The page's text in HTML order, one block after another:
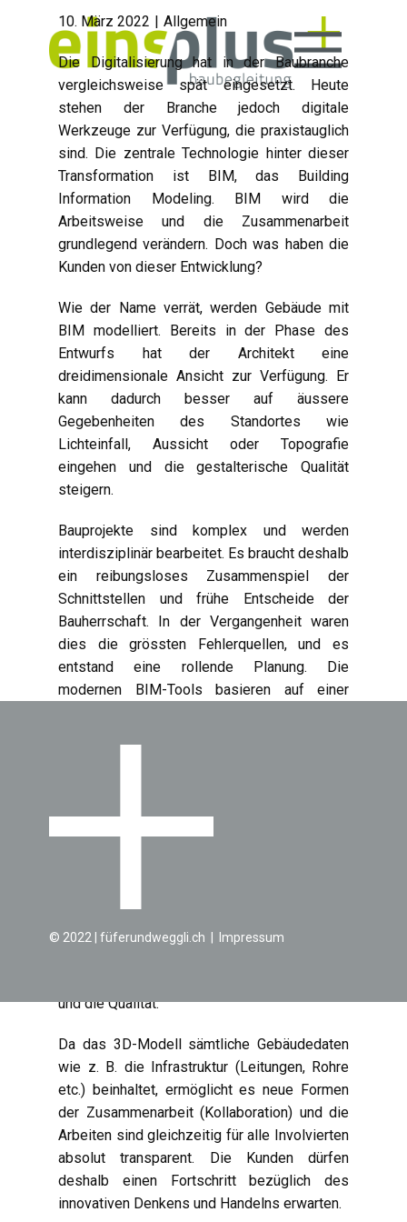
10. März 2022 Allgemein
Die Digitalisierung hat in der Baubranche
vergleichsweise spät eingesetzt. Heute
stehen der Branche jedoch digitale
Werkzeuge zur Verfügung, die praxistauglich
sind. Die zentrale Technologie hinter dieser
Transformation ist BIM, das Building
Information Modeling. BIM wird die
Arbeitsweise und die Zusammenarbeit
grundlegend verändern. Doch was haben die
Kunden von dieser Entwicklung?
Wie der Name verrät, werden Gebäude mit
BIM modelliert. Bereits in der Phase des
Entwurfs hat der Architekt eine
dreidimensionale Ansicht zur Verfügung. Er
kann dadurch besser auf äussere
Gegebenheiten des Standortes wie
Lichteinfall, Aussicht oder Topografie
eingehen und die gestalterische Qualität
steigern.
Bauprojekte sind komplex und werden
interdisziplinär bearbeitet. Es braucht deshalb
ein reibungsloses Zusammenspiel der
Schnittstellen und frühe Entscheide der
Bauherrschaft. In der Vergangenheit waren
dies die grössten Fehlerquellen, und es
entstand eine rollende Planung. Die
modernen BIM-Tools basieren auf einer
gespart und Ressourcen optimiert eingesetzt
werden können. Jeder Tag, der nicht für eine
und die Qualität.
Da das 3D-Modell sämtliche Gebäudedaten
wie z. B. die Infrastruktur (Leitungen, Rohre
etc.) beinhaltet, ermöglicht es neue Formen
der Zusammenarbeit (Kollaboration) und die
Arbeiten sind gleichzeitig für alle Involvierten
absolut transparent. Die Kunden dürfen
deshalb einen Fortschritt bezüglich des
innovativen Denkens und Handelns erwarten.
© 2022 | füferundweggli.ch | ​Impressum